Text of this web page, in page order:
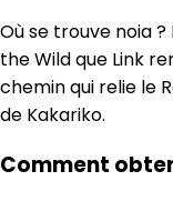
Où se trouve noia
the Wild que Link
chemin qui relie le
de Kakariko.
Comment